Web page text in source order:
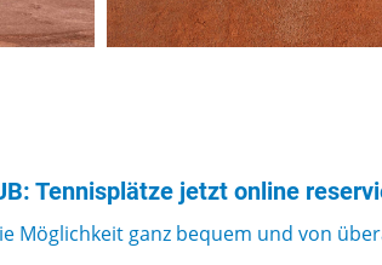
Tennisplätze jetzt online
Möglichkeit ganz bequem und von